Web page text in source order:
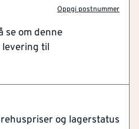
og lagerstatus
Oppgi postnummer
se om denne
til
er spesielt utviklet for å
låsen enkel å installere
galvanisert stål, noe som
motstandsdyktig mot